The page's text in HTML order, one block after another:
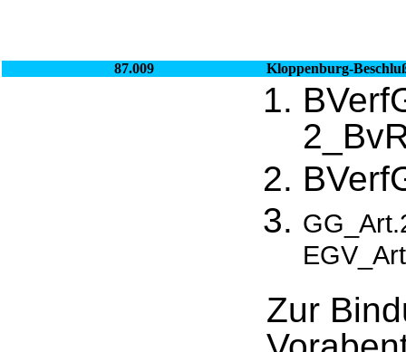
87.009 Kloppenburg-
Zur